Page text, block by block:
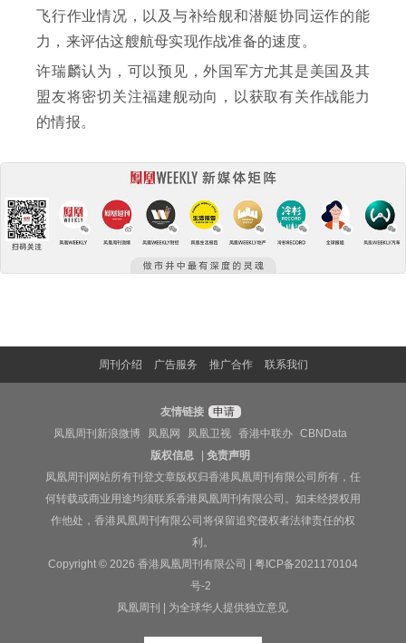
飞行作业情况，以及与补给舰和潜艇协同运作的能
力，来评估这艘航母实现作战准备的速度。
许瑞麟认为，可以预见，外国军方尤其是美国及其
盟友将密切关注福建舰动向，以获取有关作战能力
的情报。
周刊介绍 广告服务 推广合作 联系我们
友情链接
申请
凤凰周刊新浪微博
凤凰网 凤凰卫视 香港中联办
CBNData
版权信息
|免责声明
凤凰周刊网站所有刊登文章版权归香港凤凰周刊有限公司所有，任
何转载或商业用途均须联系香港凤凰周刊有限公司。如未经授权用
作他处，香港凤凰周刊有限公司将保留追究侵权者法律责任的权
利。
Copyright © 2026 香港凤凰周刊有限公司 | 粤ICP备2021170104
号-2
凤凰周刊 | 为全球华人提供独立意见